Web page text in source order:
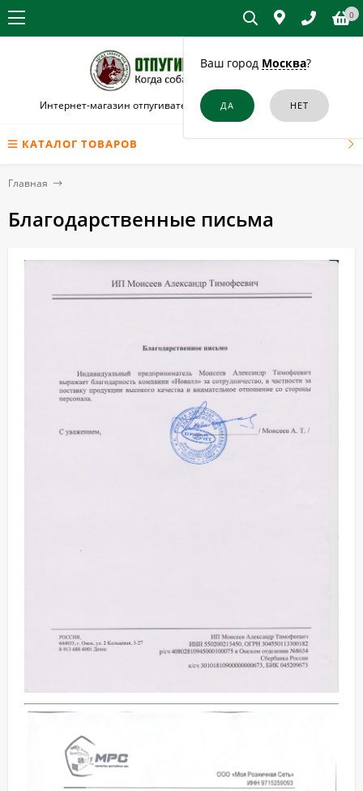
Ваш город Москва?
0
Интернет-магазин отпугивателей собак и кошек в Брянске
КАТАЛОГ ТОВАРОВ
Главная
Благодарственные письма